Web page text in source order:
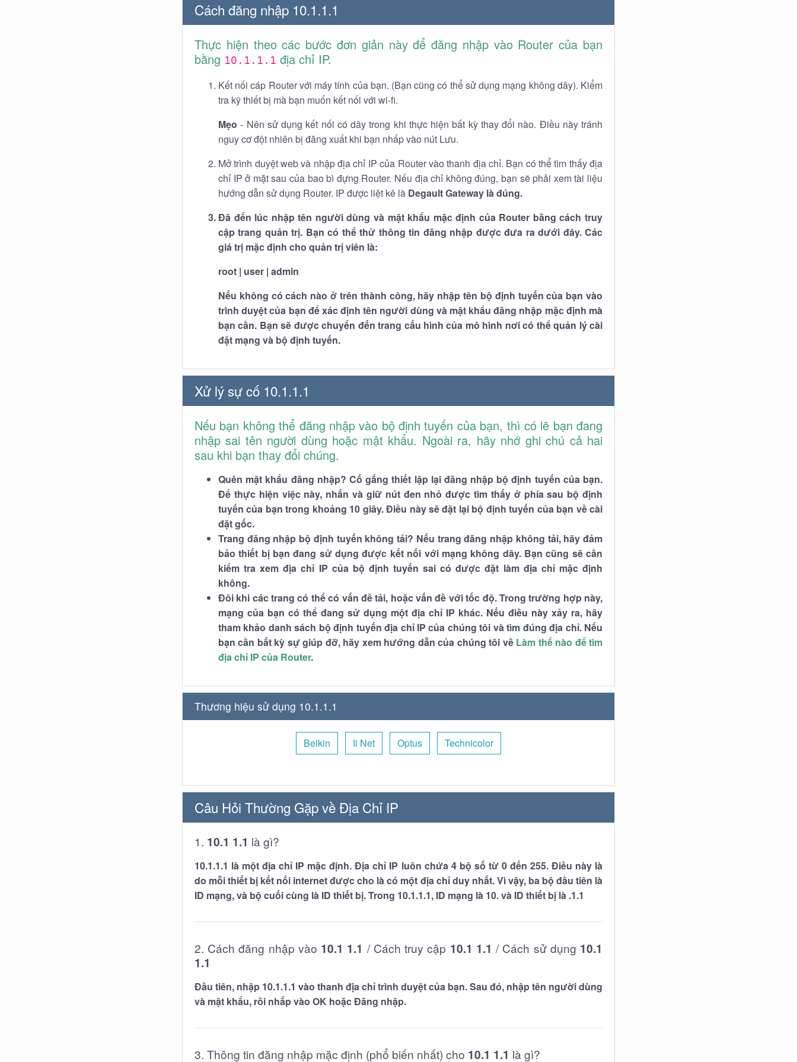
Cách đăng nhập 10.1.1.1
Thực hiện theo các bước đơn giản này để đăng nhập vào Router của bạn
bằng 10.1.1.1 địa chỉ IP.
Kết nối cáp Router với máy tính của bạn. (Bạn cũng có thể sử dụng mạng không dây). Kiểm
tra kỹ thiết bị mà bạn muốn kết nối với wi-fi.
Mẹo - Nên sử dụng kết nối có dây trong khi thực hiện bất kỳ thay đổi nào. Điều này tránh
nguy cơ đột nhiên bị đăng xuất khi bạn nhấp vào nút Lưu.
Mở trình duyệt web và nhập địa chỉ IP của Router vào thanh địa chỉ. Bạn có thể tìm thấy địa
chỉ IP ở mặt sau của bao bì đựng Router. Nếu địa chỉ không đúng, bạn sẽ phải xem tài liệu
hướng dẫn sử dụng Router. IP được liệt kê là Degault Gateway là đúng.
Đã đến lúc nhập tên người dùng và mật khẩu mặc định của Router bằng cách truy
cập trang quản trị. Bạn có thể thử thông tin đăng nhập được đưa ra dưới đây. Các
giá trị mặc định cho quản trị viên là:
root | user | admin
Nếu không có cách nào ở trên thành công, hãy nhập tên bộ định tuyến của bạn vào
trình duyệt của bạn để xác định tên người dùng và mật khẩu đăng nhập mặc định mà
bạn cần. Bạn sẽ được chuyển đến trang cấu hình của mô hình nơi có thể quản lý cài
đặt mạng và bộ định tuyến.
Xử lý sự cố 10.1.1.1
Nếu bạn không thể đăng nhập vào bộ định tuyến của bạn, thì có lẽ bạn đang
nhập sai tên người dùng hoặc mật khẩu. Ngoài ra, hãy nhớ ghi chú cả hai
sau khi bạn thay đổi chúng.
Quên mật khẩu đăng nhập? Cố gắng thiết lập lại đăng nhập bộ định tuyến của bạn.
Để thực hiện việc này, nhấn và giữ nút đen nhỏ được tìm thấy ở phía sau bộ định
tuyến của bạn trong khoảng 10 giây. Điều này sẽ đặt lại bộ định tuyến của bạn về cài
đặt gốc.
Trang đăng nhập bộ định tuyến không tải? Nếu trang đăng nhập không tải, hãy đảm
bảo thiết bị bạn đang sử dụng được kết nối với mạng không dây. Bạn cũng sẽ cần
kiểm tra xem địa chỉ IP của bộ định tuyến sai có được đặt làm địa chỉ mặc định
không.
Đôi khi các trang có thể có vấn đề tải, hoặc vấn đề với tốc độ. Trong trường hợp này,
mạng của bạn có thể đang sử dụng một địa chỉ IP khác. Nếu điều này xảy ra, hãy
tham khảo danh sách bộ định tuyến địa chỉ IP của chúng tôi và tìm đúng địa chỉ. Nếu
bạn cần bất kỳ sự giúp đỡ, hãy xem hướng dẫn của chúng tôi về Làm thế nào để tìm
địa chỉ IP của Router.
Thương hiệu sử dụng 10.1.1.1
Belkin Ii Net Optus Technicolor
Câu Hỏi Thường Gặp về Địa Chỉ IP
1. 10.1 1.1 là gì?
10.1.1.1 là một địa chỉ IP mặc định. Địa chỉ IP luôn chứa 4 bộ số từ 0 đến 255. Điều này là
do mỗi thiết bị kết nối internet được cho là có một địa chỉ duy nhất. Vì vậy, ba bộ đầu tiên là
ID mạng, và bộ cuối cùng là ID thiết bị. Trong 10.1.1.1, ID mạng là 10.và ID thiết bị là .1.1
2. Cách đăng nhập vào 10.1 1.1 / Cách truy cập 10.1 1.1 / Cách sử dụng 10.1
1.1
Đầu tiên, nhập 10.1.1.1 vào thanh địa chỉ trình duyệt của bạn. Sau đó, nhập tên người dùng
và mật khẩu, rồi nhấp vào OK hoặc Đăng nhập.
3. Thông tin đăng nhập mặc định (phổ biến nhất) cho 10.1 1.1 là gì?